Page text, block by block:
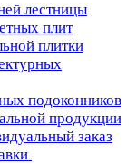
лестницы
плит
плитки
подоконников
продукции
заказ